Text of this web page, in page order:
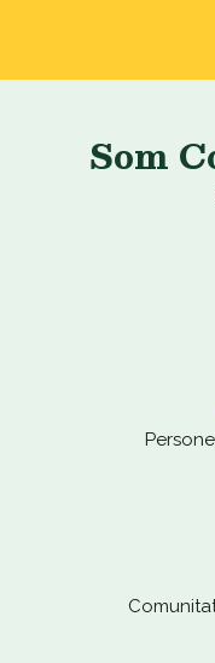
Som